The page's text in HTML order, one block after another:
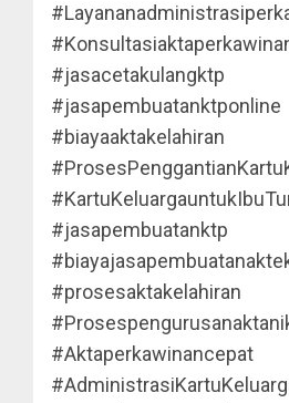
#jasacetakulangktp
#jasapembuatanktponline
#biayaaktakelahiran
#jasapembuatanktp
#prosesaktakelahiran
#Aktaperkawinancepat